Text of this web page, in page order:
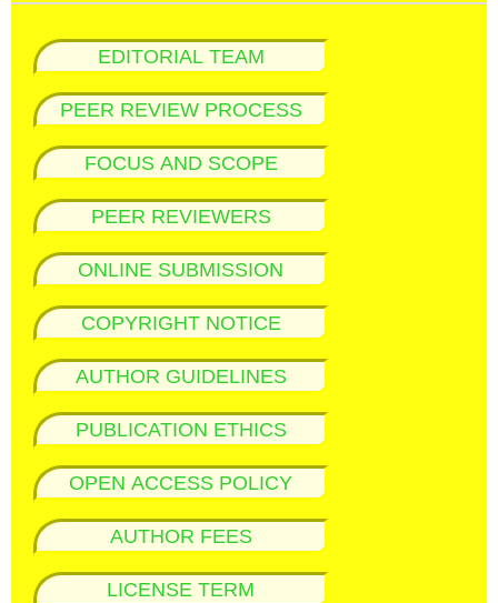
EDITORIAL TEAM
PEER REVIEW PROCESS
FOCUS AND SCOPE
PEER REVIEWERS
ONLINE SUBMISSION
COPYRIGHT NOTICE
AUTHOR GUIDELINES
PUBLICATION ETHICS
OPEN ACCESS POLICY
AUTHOR FEES
LICENSE TERM